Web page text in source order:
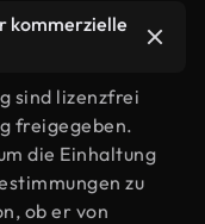
kommerzielle
sind lizenzfrei
freigegeben.
die Einhaltung
zu
ob er von